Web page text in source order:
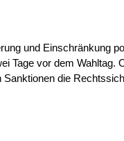
und Einschränkung
Tage vor dem
die